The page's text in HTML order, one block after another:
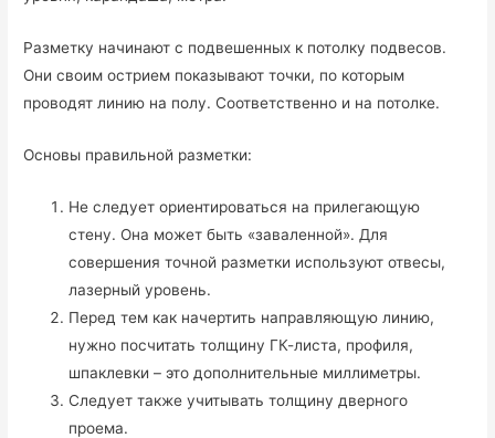
Разметку начинают с подвешенных к потолку подвесов.
Они своим острием показывают точки, по которым
проводят линию на полу. Соответственно и на потолке.
Основы правильной разметки:
Не следует ориентироваться на прилегающую
стену. Она может быть «заваленной». Для
совершения точной разметки используют отвесы,
лазерный уровень.
Перед тем как начертить направляющую линию,
нужно посчитать толщину ГК-листа, профиля,
шпаклевки – это дополнительные миллиметры.
Следует также учитывать толщину дверного
проема.